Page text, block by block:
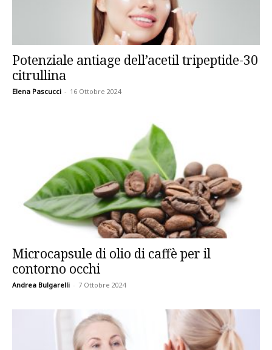
Potenziale antiage dell’acetil tripeptide-30
citrullina
Elena Pascucci - 16 Ottobre 2024
Microcapsule di olio di caffè per il
contorno occhi
Andrea Bulgarelli - 7 Ottobre 2024